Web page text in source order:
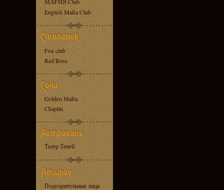
English Mafia Club
Fox club
Red Rose
Golden Mafia
Chaplin
Театр Теней
Подозрительные лица